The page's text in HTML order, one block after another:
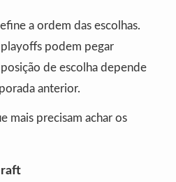
a ordem das escolhas.
podem pegar
de escolha depende
anterior.
mais precisam achar os